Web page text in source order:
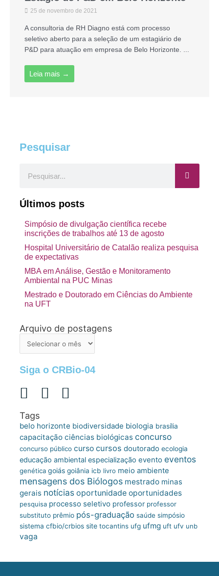
25 de novembro de 2021
A consultoria de RH Diagno está com processo
seletivo aberto para a seleção de um estagiário de
P&D para atuação em empresa de Belo Horizonte. ...
Leia mais →
Pesquisar
Últimos posts
Simpósio de divulgação científica recebe
inscrições de trabalhos até 13 de agosto
Hospital Universitário de Catalão realiza pesquisa
de expectativas
MBA em Análise, Gestão e Monitoramento
Ambiental na PUC Minas
Mestrado e Doutorado em Ciências do Ambiente
na UFT
Arquivo de postagens
Arquivo
Siga o CRBio-04
Tags
belo horizonte biodiversidade biologia brasília
capacitação ciências biológicas concurso
concurso público curso cursos doutorado ecologia
educação ambiental especialização evento eventos
genética goiás goiânia icb livro meio ambiente
mensagens dos Biólogos mestrado minas
gerais notícias oportunidade oportunidades
pesquisa processo seletivo professor professor
substituto prêmio pós-graduação saúde simpósio
sistema cfbio/crbios site tocantins ufg ufmg uft ufv unb
vaga